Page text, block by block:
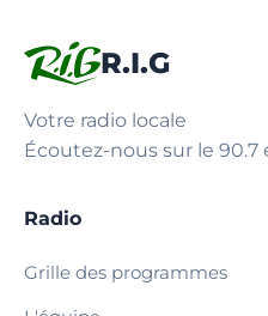
R.I.G
Votre radio locale
Écoutez-nous sur le 90.7
Radio
Grille des programmes